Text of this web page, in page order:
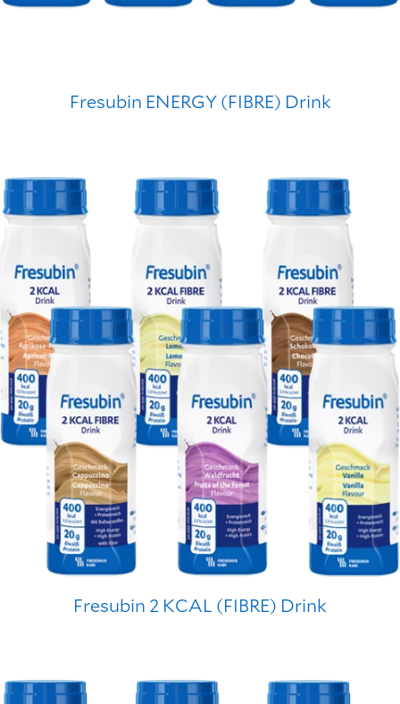
Fresubin ENERGY (FIBRE) Drink
Fresubin 2 KCAL (FIBRE) Drink